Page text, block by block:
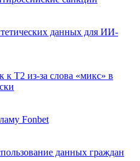
данных для ИИ-
к Т2 из-за слова «микс» в
Fonbet
данных граждан